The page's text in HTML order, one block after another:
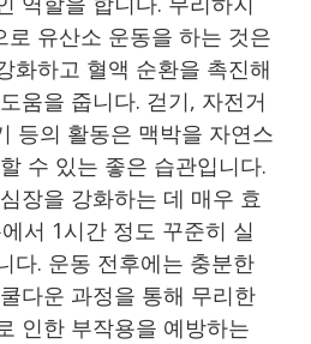
로 유산소 운동을 하는 것은
화하고 혈액 순환을 촉진해
움을 줍니다. 걷기, 자전거
등의 활동은 맥박을 자연스
수 있는 좋은 습관입니다.
장을 강화하는 데 매우 효
서 1시간 정도 꾸준히 실
다. 운동 전후에는 충분한
다운 과정을 통해 무리한
인한 부작용을 예방하는